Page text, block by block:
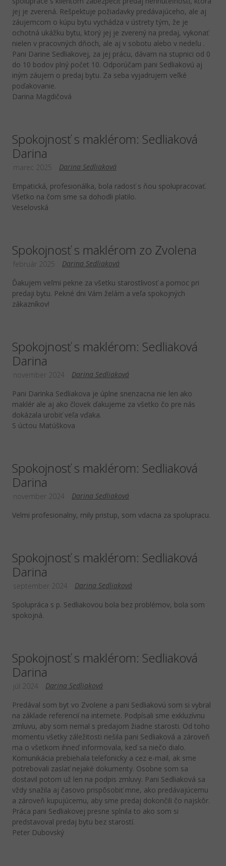
jej je zverená. Rešpektuje požiadavky predávajúceho, ale aj
záujemcom o kúpu bytu vychádza v ústrety tým, že je
ochotná ukážku bytu, ktorý jej je zverený na predaj, vykonať
nielen v pracovných dňoch, ale aj v sobotu alebo v nedeľu .
Pani Darine Sedliakovej, za jej prácu, dávam na stupnici od 0
do 10 bodov plný počet 10. Odporúčam pani Sedliakovú aj
iným záujem o predaj bytu. Za seba vyjadrujem veľké
poďakovanie.
Darina Magdičová
Spokojnosť s maklérom: Sedliaková
Darina
Darina Sedliaková
marec 2025
Empatická, profesionálka, bola radosť s ňou spolupracovať.
Všetko na čom sme sa dohodli platilo.
Veselovská
Spokojnosť s maklérom zo Zvolena
Darina Sedliaková
február 2025
Ďakujem veľmi pekne za všetku starostlivosť a pomoc pri
predaji bytu. Pekné dni Vám želám a veľa spokojných
zákazníkov!
Spokojnosť s maklérom: Sedliaková
Darina
Darina Sedliaková
november 2024
Pani Darinka Sedliakova je úplne snenzacna nie len ako
maklér ale aj ako človek ďakujeme za všetko čo pre nás
dokázala urobiť veľa vďaka.
S úctou Matúškova
Spokojnosť s maklérom: Sedliaková
Darina
Darina Sedliaková
november 2024
Velmi profesionalny, mily pristup, som vdacna za spolupracu.
Spokojnosť s maklérom: Sedliaková
Darina
Darina Sedliaková
september 2024
Spolupráca s p. Sedliakovou bola bez problémov, bola som
spokojná.
Spokojnosť s maklérom: Sedliaková
Darina
Darina Sedliaková
júl 2024
Predával som byt vo Zvolene a pani Sedliakovú som si vybral
na základe referencií na internete. Podpísali sme exkluzívnu
zmluvu, aby som nemal s predajom žiadne starosti. Od toho
momentu všetky záležitosti riešila pani Sedliaková a zároveň
ma o všetkom ihneď informovala, keď sa niečo dialo.
Komunikácia prebiehala telefonicky a cez e-mail, ak sme
potrebovali zaslať nejaké dokumenty. Osobne som sa
dostavil potom už len na podpis zmluvy. Pani Sedliaková sa
vždy snažila aj časovo prispôsobiť mne, ako predávajúcemu
a zároveň kupujúcemu, aby sme predaj dokončili čo najskôr.
Práca pani Sedliakovej presne splnila to ako som si
predstavoval predaj bytu bez starostí.
Peter Dubovský